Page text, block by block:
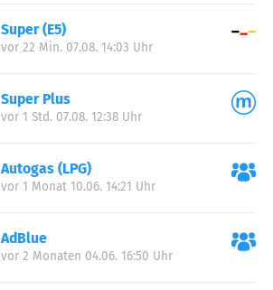
Super (E5)
vor 22 Min. 07.08. 14:03 Uhr
Super Plus
vor 1 Std. 07.08. 12:38 Uhr
Autogas (LPG)
vor 1 Monat 10.06. 14:21 Uhr
AdBlue
vor 2 Monaten 04.06. 16:50 Uhr